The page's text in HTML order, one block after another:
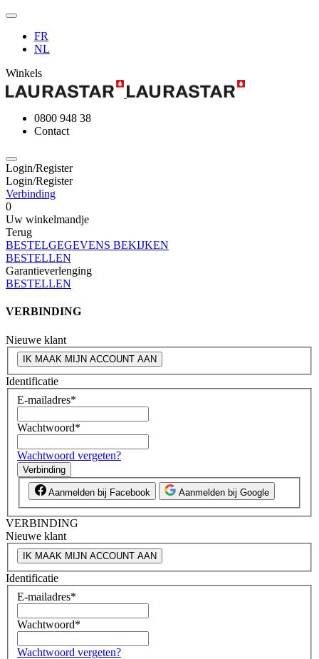
FR
NL
Winkels
0800 948 38
Contact
Login/Register
Login/Register
Verbinding
0
Uw winkelmandje
Terug
BESTELGEGEVENS BEKIJKEN
BESTELLEN
Garantieverlenging
BESTELLEN
VERBINDING
Nieuwe klant
IK MAAK MIJN ACCOUNT AAN
Identificatie
E-mailadres*
Wachtwoord*
Wachtwoord vergeten?
Verbinding
Aanmelden bij Facebook Aanmelden bij Google
VERBINDING
Nieuwe klant
IK MAAK MIJN ACCOUNT AAN
Identificatie
E-mailadres*
Wachtwoord*
Wachtwoord vergeten?